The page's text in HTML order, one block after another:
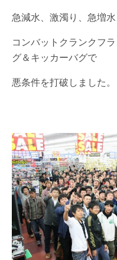
急減水、激濁り、急増
コンバットクランクフ
グ＆キッカーバグで
悪条件を打破しました。